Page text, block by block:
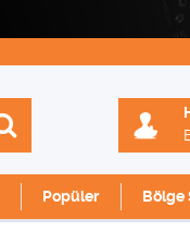
Popüler Bölge